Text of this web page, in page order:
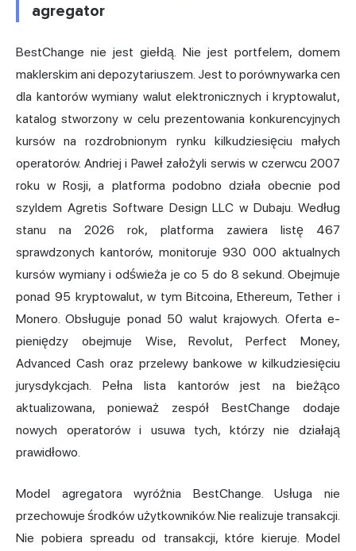
agregator
BestChange nie jest giełdą. Nie jest portfelem, domem
maklerskim ani depozytariuszem. Jest to porównywarka cen
dla kantorów wymiany walut elektronicznych i kryptowalut,
katalog stworzony w celu prezentowania konkurencyjnych
kursów na rozdrobnionym rynku kilkudziesięciu małych
operatorów. Andriej i Paweł założyli serwis w czerwcu 2007
roku w Rosji, a platforma podobno działa obecnie pod
szyldem Agretis Software Design LLC w Dubaju. Według
stanu na 2026 rok, platforma zawiera listę 467
sprawdzonych kantorów, monitoruje 930 000 aktualnych
kursów wymiany i odświeża je co 5 do 8 sekund. Obejmuje
ponad 95 kryptowalut, w tym Bitcoina, Ethereum, Tether i
Monero. Obsługuje ponad 50 walut krajowych. Oferta e-
pieniędzy obejmuje Wise, Revolut, Perfect Money,
Advanced Cash oraz przelewy bankowe w kilkudziesięciu
jurysdykcjach. Pełna lista kantorów jest na bieżąco
aktualizowana, ponieważ zespół BestChange dodaje
nowych operatorów i usuwa tych, którzy nie działają
prawidłowo.
Model agregatora wyróżnia BestChange. Usługa nie
przechowuje środków użytkowników. Nie realizuje transakcji.
Nie pobiera spreadu od transakcji, które kieruje. Model